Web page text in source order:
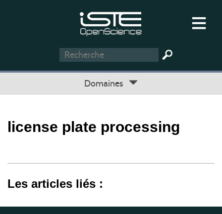
Domaines
license plate processing
Les articles liés :